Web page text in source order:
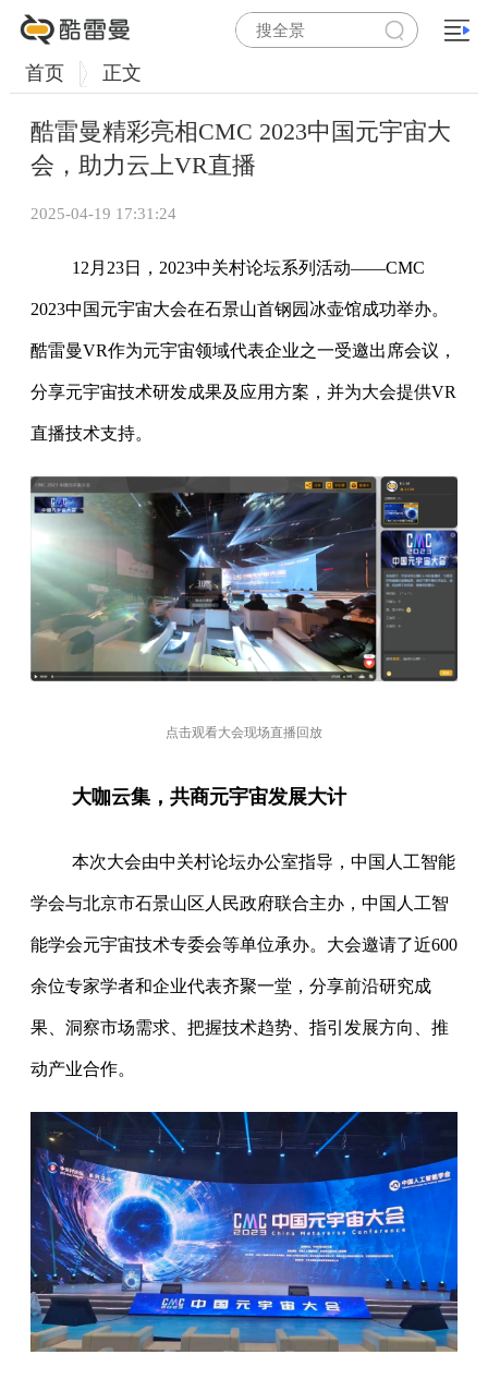
首页 正文
酷雷曼精彩亮相CMC 2023中国元宇宙大
会，助力云上VR直播
2025-04-19 17:31:24
12月23日，2023中关村论坛系列活动——CMC
2023中国元宇宙大会在石景山首钢园冰壶馆成功举办。
酷雷曼VR作为元宇宙领域代表企业之一受邀出席会议，
分享元宇宙技术研发成果及应用方案，并为大会提供VR
直播技术支持。
点击观看大会现场直播回放
大咖云集，共商元宇宙发展大计
本次大会由中关村论坛办公室指导，中国人工智能
学会与北京市石景山区人民政府联合主办，中国人工智
能学会元宇宙技术专委会等单位承办。大会邀请了近600
余位专家学者和企业代表齐聚一堂，分享前沿研究成
果、洞察市场需求、把握技术趋势、指引发展方向、推
动产业合作。